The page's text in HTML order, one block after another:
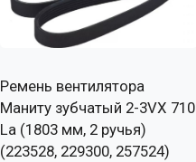
Ремень вентилятора
Маниту зубчатый 2-3VX 710
La (1803 мм, 2 ручья)
(223528, 229300, 257524)